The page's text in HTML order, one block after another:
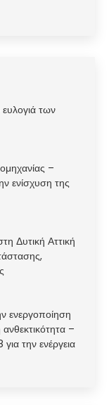
των
–
ενίσχυση της
Δυτική Αττική
ενεργοποίηση
–
την ενέργεια